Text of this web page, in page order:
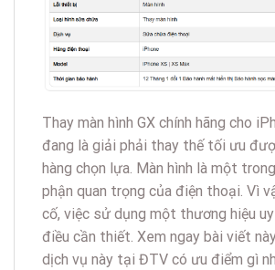
Thay màn hình GX chính hãng cho
đang là giải phải thay thế tối ưu
hàng chọn lựa. Màn hình là một
phận quan trọng của điện thoại. Vì
cố, việc sử dụng một thương hiệu
điều cần thiết. Xem ngay bài viết
dịch vụ này tại ĐTV có ưu điểm gì